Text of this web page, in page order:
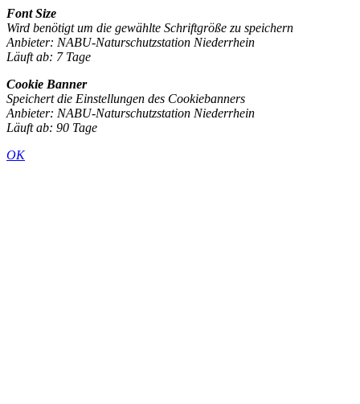
Font Size
Wird benötigt um die gewählte Schriftgröße zu speichern
Anbieter: NABU-Naturschutzstation Niederrhein
Läuft ab: 7 Tage
Cookie Banner
Speichert die Einstellungen des Cookiebanners
Anbieter: NABU-Naturschutzstation Niederrhein
Läuft ab: 90 Tage
OK